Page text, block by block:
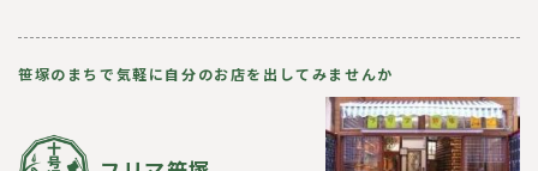
笹塚のまちで気軽に自分のお店を出してみませんか